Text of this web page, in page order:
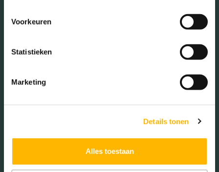
Voorkeuren
Statistieken
Marketing
Details tonen
Alles toestaan
Aantal inwoners:
2070